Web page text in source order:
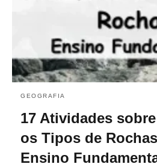
GEOGRAFIA
17 Atividades
os Tipos de
Ensino